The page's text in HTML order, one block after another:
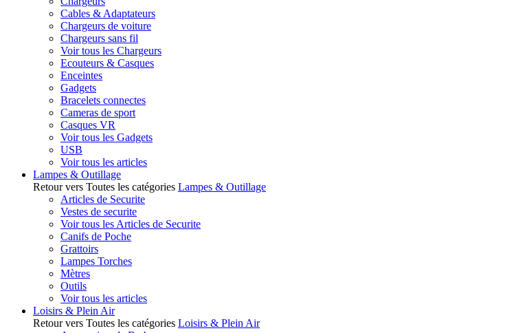
Cables & Adaptateurs
Chargeurs de voiture
Chargeurs sans fil
Voir tous les Chargeurs
Ecouteurs & Casques
Enceintes
Gadgets
Bracelets connectes
Cameras de sport
Casques VR
Voir tous les Gadgets
USB
Voir tous les articles
Lampes & Outillage
Retour vers Toutes les catégories Lampes & Outillage
Articles de Securite
Vestes de securite
Voir tous les Articles de Securite
Canifs de Poche
Grattoirs
Lampes Torches
Mètres
Outils
Voir tous les articles
Loisirs & Plein Air
Retour vers Toutes les catégories Loisirs & Plein Air